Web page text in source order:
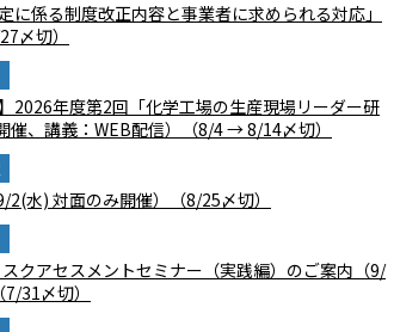
に係る制度改正内容と事業者に求められる対応」
〆切）
2026年度第2回「化学工場の生産現場リーダー研
、講義：WEB配信）（8/4 → 8/14〆切）
水) 対面のみ開催）（8/25〆切）
クアセスメントセミナー（実践編）のご案内（9/
31〆切）